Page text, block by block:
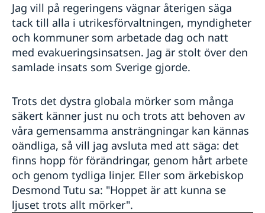
Jag vill på regeringens vägnar återigen säga
tack till alla i utrikesförvaltningen, myndigheter
och kommuner som arbetade dag och natt
med evakueringsinsatsen. Jag är stolt över den
samlade insats som Sverige gjorde.
Trots det dystra globala mörker som många
säkert känner just nu och trots att behoven av
våra gemensamma ansträngningar kan kännas
oändliga, så vill jag avsluta med att säga: det
finns hopp för förändringar, genom hårt arbete
och genom tydliga linjer. Eller som ärkebiskop
Desmond Tutu sa: "Hoppet är att kunna se
ljuset trots allt mörker".